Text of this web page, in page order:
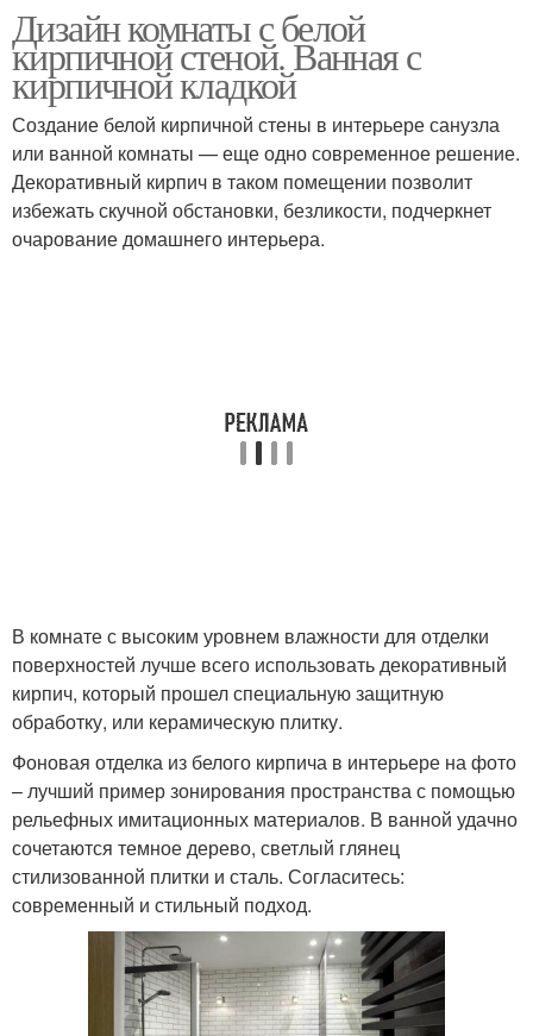
Дизайн комнаты с белой
кирпичной стеной. Ванная с
кирпичной кладкой
Создание белой кирпичной стены в интерьере санузла
или ванной комнаты — еще одно современное решение.
Декоративный кирпич в таком помещении позволит
избежать скучной обстановки, безликости, подчеркнет
очарование домашнего интерьера.
В комнате с высоким уровнем влажности для отделки
поверхностей лучше всего использовать декоративный
кирпич, который прошел специальную защитную
обработку, или керамическую плитку.
Фоновая отделка из белого кирпича в интерьере на фото
– лучший пример зонирования пространства с помощью
рельефных имитационных материалов. В ванной удачно
сочетаются темное дерево, светлый глянец
стилизованной плитки и сталь. Согласитесь:
современный и стильный подход.